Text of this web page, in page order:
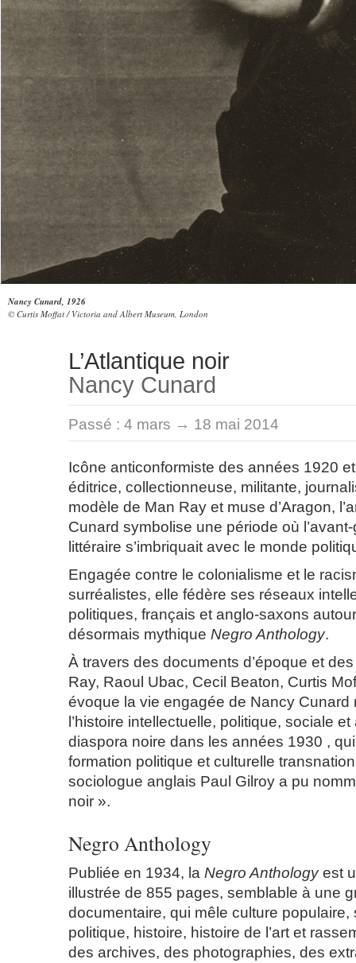
Nancy Cunard, 1926
© Curtis Moffat / Victoria and Albert Museum, London
L’Atlantique noir
Nancy Cunard
Passé : 4 mars → 18 mai 2014
Icône anticonformiste des années 1920
éditrice, collectionneuse, militante,
modèle de Man Ray et muse d’Aragon,
Cunard symbolise une période où
littéraire s’imbriquait avec le monde
Engagée contre le colonialisme et le
surréalistes, elle fédère ses réseaux
politiques, français et anglo-saxons
désormais mythique Negro Anthology.
À travers des documents d’époque et
Ray, Raoul Ubac, Cecil Beaton, Curtis
évoque la vie engagée de Nancy Cunard
l’histoire intellectuelle, politique, sociale
diaspora noire dans les années 1930 ,
formation politique et culturelle
sociologue anglais Paul Gilroy a pu
noir ».
Negro Anthology
Publiée en 1934, la Negro Anthologyest
illustrée de 855 pages, semblable à une
documentaire, qui mêle culture populaire,
politique, histoire, histoire de l’art et
des archives, des photographies, des